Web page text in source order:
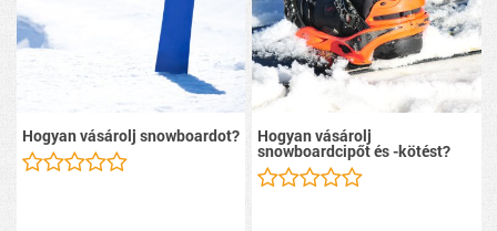
Hogyan vásárolj snowboardot? Hogyan vásárolj
snowboardcipőt és -kötést?